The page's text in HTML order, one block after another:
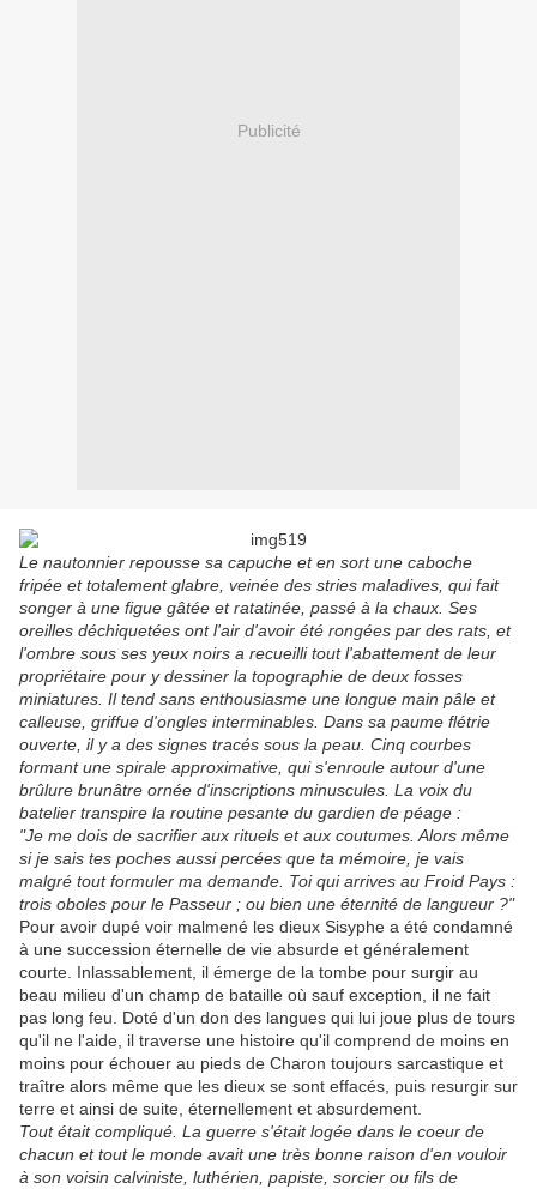
Publicité
Le nautonnier repousse sa capuche et en sort une caboche
fripée et totalement glabre, veinée des stries maladives, qui fait
songer à une figue gâtée et ratatinée, passé à la chaux. Ses
oreilles déchiquetées ont l'air d'avoir été rongées par des rats, et
l'ombre sous ses yeux noirs a recueilli tout l'abattement de leur
propriétaire pour y dessiner la topographie de deux fosses
miniatures. Il tend sans enthousiasme une longue main pâle et
calleuse, griffue d'ongles interminables. Dans sa paume flétrie
ouverte, il y a des signes tracés sous la peau. Cinq courbes
formant une spirale approximative, qui s'enroule autour d'une
brûlure brunâtre ornée d'inscriptions minuscules. La voix du
batelier transpire la routine pesante du gardien de péage :
"Je me dois de sacrifier aux rituels et aux coutumes. Alors même
si je sais tes poches aussi percées que ta mémoire, je vais
malgré tout formuler ma demande. Toi qui arrives au Froid Pays :
trois oboles pour le Passeur ; ou bien une éternité de langueur ?"
Pour avoir dupé voir malmené les dieux Sisyphe a été condamné
à une succession éternelle de vie absurde et généralement
courte. Inlassablement, il émerge de la tombe pour surgir au
beau milieu d'un champ de bataille où sauf exception, il ne fait
pas long feu. Doté d'un don des langues qui lui joue plus de tours
qu'il ne l'aide, il traverse une histoire qu'il comprend de moins en
moins pour échouer au pieds de Charon toujours sarcastique et
traître alors même que les dieux se sont effacés, puis resurgir sur
terre et ainsi de suite, éternellement et absurdement.
Tout était compliqué. La guerre s'était logée dans le coeur de
chacun et tout le monde avait une très bonne raison d'en vouloir
à son voisin calviniste, luthérien, papiste, sorcier ou fils de